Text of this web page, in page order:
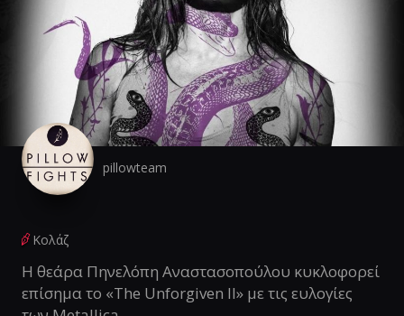
pillowteam
Κολάζ
Η θεάρα Πηνελόπη Αναστασοπούλου κυκλοφορεί
επίσημα το «The Unforgiven II» με τις ευλογίες